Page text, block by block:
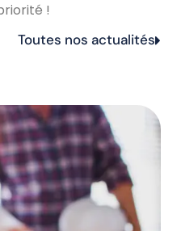
!
Toutes nos actualités